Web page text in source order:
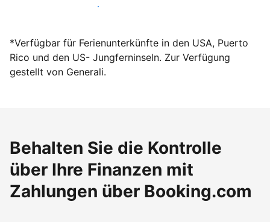
Werden Sie noch heute Gastgeber
*Verfügbar für Ferienunterkünfte in den USA, Puerto
Rico und den US- Jungferninseln. Zur Verfügung
gestellt von Generali.
Behalten Sie die Kontrolle
über Ihre Finanzen mit
Zahlungen über Booking.com